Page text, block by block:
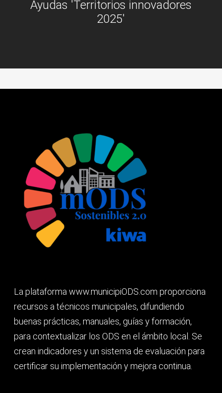
Ayudas 'Territorios innovadores
2025'
La plataforma www.municipiODS.com proporciona
recursos a técnicos municipales, difundiendo
buenas prácticas, manuales, guías y formación,
para contextualizar los ODS en el ámbito local. Se
crean indicadores y un sistema de evaluación para
certificar su implementación y mejora continua.